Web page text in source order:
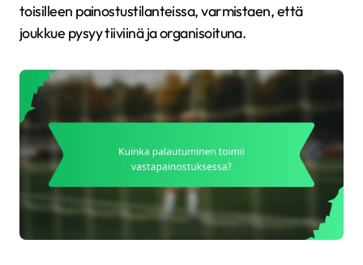
toisilleen painostustilanteissa, varmistaen, että
joukkue pysyy tiiviinä ja organisoituna.